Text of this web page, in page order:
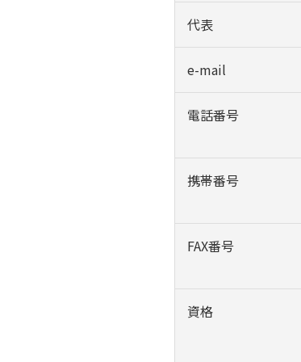
代表
e-mail
電話番号
携帯番号
FAX番号
資格